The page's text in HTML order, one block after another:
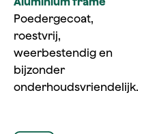
Poedergecoat,
roestvrij,
weerbestendig en
bijzonder
onderhoudsvriendelijk.